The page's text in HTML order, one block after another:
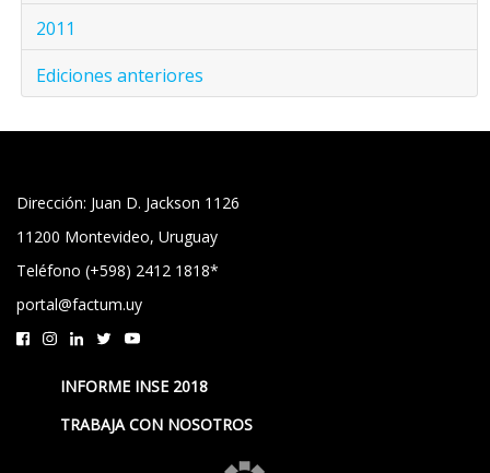
2011
Ediciones anteriores
Dirección: Juan D. Jackson 1126
11200 Montevideo, Uruguay
Teléfono (+598) 2412 1818*
portal@factum.uy
INFORME INSE 2018
TRABAJA CON NOSOTROS